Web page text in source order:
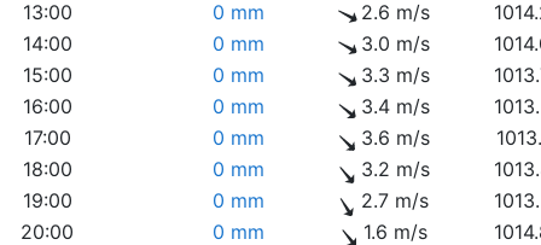
13:00
0 mm 2.6 m/s
14:00
0 mm 3.0 m/s
15:00
0 mm 3.3 m/s
16:00
0 mm 3.4 m/s
17:00
0 mm 3.6 m/s
18:00
0 mm 3.2 m/s
19:00
0 mm 2.7 m/s
20:00
0 mm 1.6 m/s